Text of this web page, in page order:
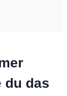
du das